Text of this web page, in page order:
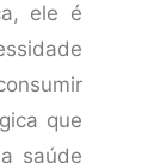
ele é
que
saúde